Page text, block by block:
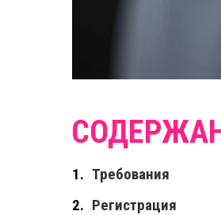
Требования
Регистрация